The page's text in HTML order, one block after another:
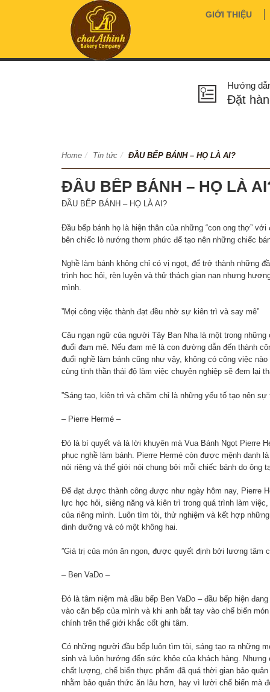
GIỚI THIỆU
Hướng
Đặt
Home / Tin tức / ĐẦU BẾP BÁNH – HỌ LÀ AI?
ĐẦU BẾP BÁNH – HỌ LÀ
ĐẦU BẾP BÁNH – HỌ LÀ AI?
Đầu bếp bánh họ là hiện thân của những “con ong thợ”
bên chiếc lò nướng thơm phức để tạo nên những chiếc
Nghề làm bánh không chỉ có vị ngọt, để trở thành những
trình học hỏi, rèn luyện và thử thách gian nan nhưng
mình.
”Mọi công việc thành đạt đều nhờ sự kiên trì và say mê”
Câu ngạn ngữ của người Tây Ban Nha là một trong
đuổi đam mê. Nếu đam mê là con đường dẫn đến thành
đuổi nghề làm bánh cũng như vậy, không có công việc
cùng tinh thần thái độ làm việc chuyên nghiệp sẽ đem lại
”Sáng tạo, kiên trì và chăm chỉ là những yếu tố tạo nên
– Pierre Hermé –
Đó là bí quyết và là lời khuyên mà Vua Bánh Ngọt Pierre
phục nghề làm bánh. Pierre Hermé còn được mệnh danh
nói riêng và thế giới nói chung bởi mỗi chiếc bánh do ông
Để đạt được thành công được như ngày hôm nay, Pierre
lực học hỏi, siêng năng và kiên trì trong quá trình làm
của riêng mình. Luôn tìm tòi, thử nghiệm và kết hợp
dinh dưỡng và có một không hai.
”Giá trị của món ăn ngon, được quyết định bởi lương tâm
– Ben VaDo –
Đó là tâm niệm mà đầu bếp Ben VaDo – đầu bếp hiện
vào căn bếp của mình và khi anh bắt tay vào chế biến
chính trên thế giới khắc cốt ghi tâm.
Có những người đầu bếp luôn tìm tòi, sáng tạo ra những
sinh và luôn hướng đến sức khỏe của khách hàng.
chất lượng, chế biến thực phẩm đã quá thời gian bảo
nhằm bảo quản thức ăn lâu hơn, hay vì lười chế biến mà